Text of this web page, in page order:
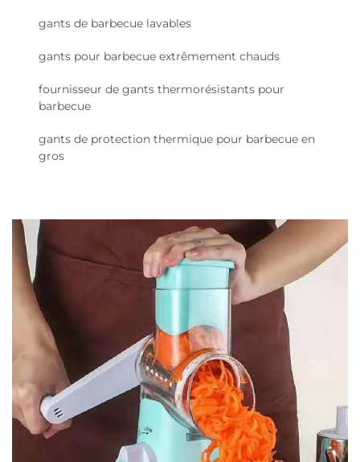
gants de barbecue lavables
gants pour barbecue extrêmement chauds
fournisseur de gants thermorésistants pour
barbecue
gants de protection thermique pour barbecue en
gros